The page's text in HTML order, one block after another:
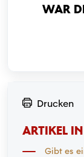
War
Drucken
ARTIKEL
Gibt es